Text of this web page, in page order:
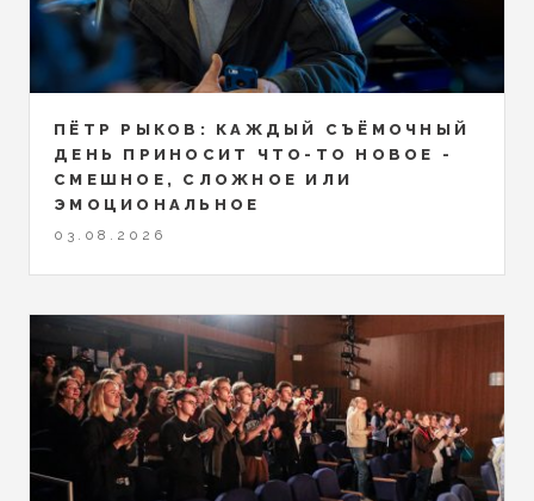
ПЁТР РЫКОВ: КАЖДЫЙ СЪЁМОЧНЫЙ
ДЕНЬ ПРИНОСИТ ЧТО-ТО НОВОЕ -
СМЕШНОЕ, СЛОЖНОЕ ИЛИ
ЭМОЦИОНАЛЬНОЕ
03.08.2026